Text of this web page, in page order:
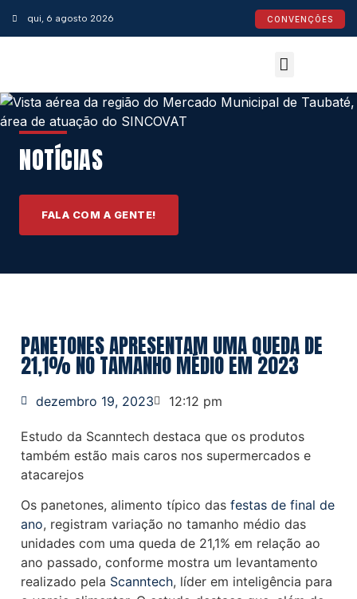
qui, 6 agosto 2026 CONVENÇÕES
NOTÍCIAS
FALA COM A GENTE!
PANETONES APRESENTAM UMA QUEDA DE
21,1% NO TAMANHO MÉDIO EM 2023
dezembro 19, 2023 12:12 pm
Estudo da Scanntech destaca que os produtos
também estão mais caros nos supermercados e
atacarejos
Os panetones, alimento típico das festas de final de
ano, registram variação no tamanho médio das
unidades com uma queda de 21,1% em relação ao
ano passado, conforme mostra um levantamento
realizado pela Scanntech, líder em inteligência para